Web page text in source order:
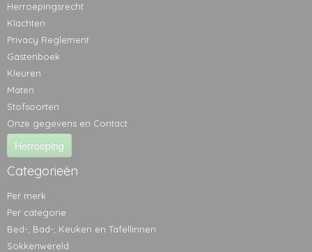
Herroepingsrecht
Klachten
Privacy Reglement
Gastenboek
Kleuren
Maten
Stofsoorten
Onze gegevens en Contact
Herroeping
Categorieën
Per merk
Per categorie
Bed-, Bad-, Keuken en Tafellinnen
Sokkenwereld